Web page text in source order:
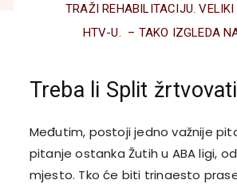
TRAŽI REHABILITACIJU.
HTV-U. – TAKO IZGLEDA
Treba li Split
Međutim, postoji jedno važnije
pitanje ostanka Žutih u ABA ligi,
mjesto. Tko će biti trinaesto